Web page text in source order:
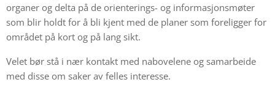
organer og delta på de orienterings- og informasjonsmøter
som blir holdt for å bli kjent med de planer som foreligger for
området på kort og på lang sikt.
Velet bør stå i nær kontakt med nabovelene og samarbeide
med disse om saker av felles interesse.